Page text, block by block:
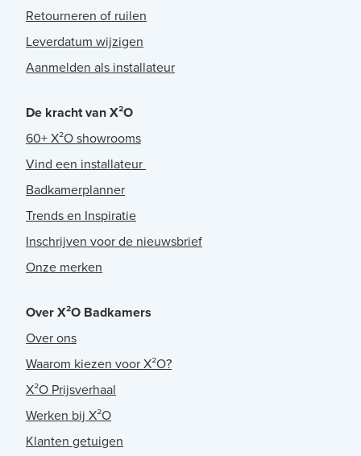
Retourneren of ruilen
Leverdatum wijzigen
Aanmelden als installateur
De kracht van X²O
60+ X²O showrooms
Vind een installateur
Badkamerplanner
Trends en Inspiratie
Inschrijven voor de nieuwsbrief
Onze merken
Over X²O Badkamers
Over ons
Waarom kiezen voor X²O?
X²O Prijsverhaal
Werken bij X²O
Klanten getuigen